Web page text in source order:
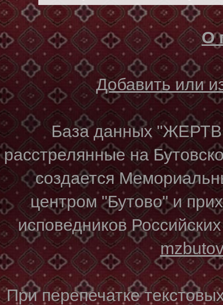
О
Добавить или
База данных
расстрелянные на
создается
центром "Бутово" и
исповедников
При перепечатке